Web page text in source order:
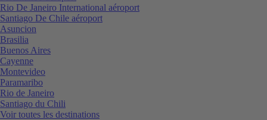
Rio De Janeiro International aéroport
Santiago De Chile aéroport
Asuncion
Brasilia
Buenos Aires
Cayenne
Montevideo
Paramaribo
Rio de Janeiro
Santiago du Chili
Voir toutes les destinations